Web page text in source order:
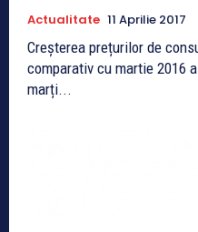
Actualitate 11 Aprilie 2017
Creșterea prețurilor de
comparativ cu martie 2016
marți...